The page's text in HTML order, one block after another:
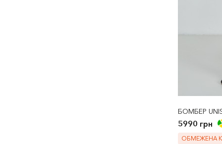
БОМБЕР
5990 грн
ОБМЕЖЕНА